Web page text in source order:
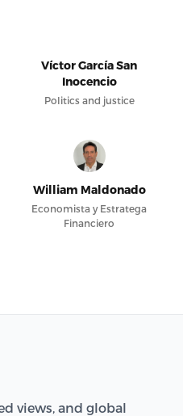
Víctor García San
Inocencio
Politics and justice
William Maldonado
Economista y Estratega
Financiero
views, and global